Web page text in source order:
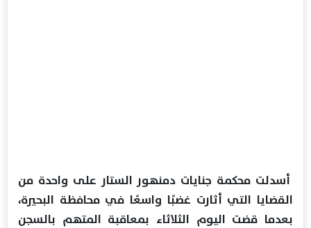
أسدلت محكمة جنايات دمنهور الستار على واحدة من
القضايا التي أثارت غضبًا واسعًا في محافظة البحيرة،
بعدما قضت اليوم الثلاثاء بمعاقبة المتهم بالسجن